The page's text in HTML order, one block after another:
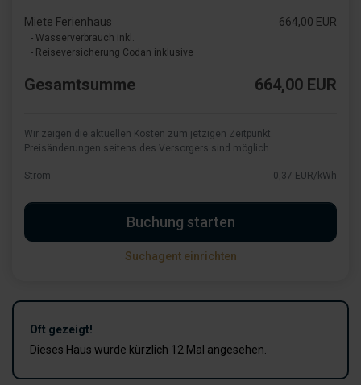
Miete Ferienhaus
- Wasserverbrauch inkl.
- Reiseversicherung Codan inklusive
664,00 EUR
Gesamtsumme 664,00 EUR
Wir zeigen die aktuellen Kosten zum jetzigen Zeitpunkt.
Preisänderungen seitens des Versorgers sind möglich.
Strom 0,37 EUR/kWh
Buchung starten
Suchagent einrichten
Oft gezeigt!
Dieses Haus wurde kürzlich 12 Mal angesehen.